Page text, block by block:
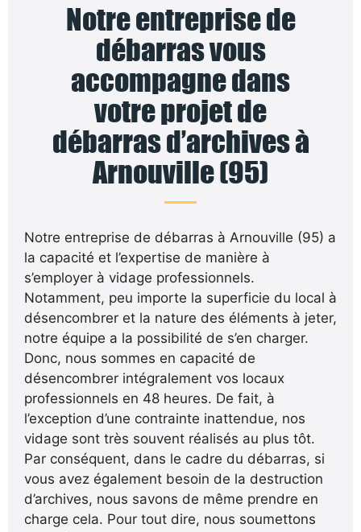
Notre entreprise de
débarras vous
accompagne dans
votre projet de
débarras d’archives à
Arnouville (95)
Notre entreprise de débarras à Arnouville (95) a
la capacité et l’expertise de manière à
s’employer à vidage professionnels.
Notamment, peu importe la superficie du local à
désencombrer et la nature des éléments à jeter,
notre équipe a la possibilité de s’en charger.
Donc, nous sommes en capacité de
désencombrer intégralement vos locaux
professionnels en 48 heures. De fait, à
l’exception d’une contrainte inattendue, nos
vidage sont très souvent réalisés au plus tôt.
Par conséquent, dans le cadre du débarras, si
vous avez également besoin de la destruction
d’archives, nous savons de même prendre en
charge cela. Pour tout dire, nous soumettons